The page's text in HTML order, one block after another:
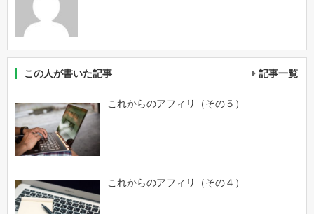
この人が書いた記事 記事一覧
これからのアフィリ（その５）
これからのアフィリ（その４）